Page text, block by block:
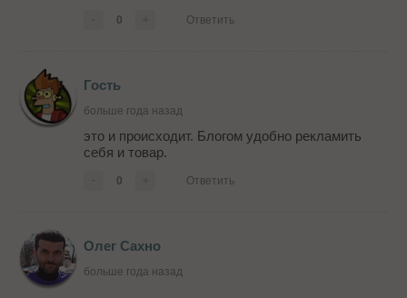
0 Ответить
Гость
больше года назад
это и происходит. Блогом удобно рекламить
себя и товар.
0 Ответить
Олег Сахно
больше года назад